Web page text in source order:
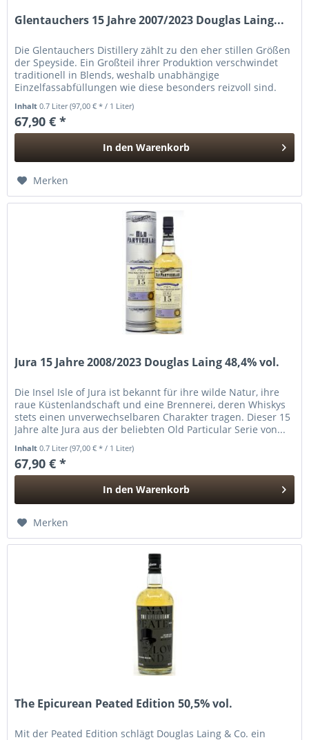
Glentauchers 15 Jahre 2007/2023 Douglas Laing...
Die Glentauchers Distillery zählt zu den eher stillen Größen
der Speyside. Ein Großteil ihrer Produktion verschwindet
traditionell in Blends, weshalb unabhängige
Einzelfassabfüllungen wie diese besonders reizvoll sind.
Inhalt0.7 Liter(97,00 € * / 1 Liter)
67,90 € *
In den Warenkorb
Merken
Jura 15 Jahre 2008/2023 Douglas Laing 48,4% vol.
Die Insel Isle of Jura ist bekannt für ihre wilde Natur, ihre
raue Küstenlandschaft und eine Brennerei, deren Whiskys
stets einen unverwechselbaren Charakter tragen. Dieser 15
Jahre alte Jura aus der beliebten Old Particular Serie von...
Inhalt0.7 Liter(97,00 € * / 1 Liter)
67,90 € *
In den Warenkorb
Merken
The Epicurean Peated Edition 50,5% vol.
Mit der Peated Edition schlägt Douglas Laing & Co. ein